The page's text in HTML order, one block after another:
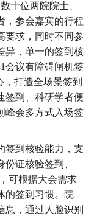
十位两院院士、
，参会嘉宾的行程
要求，同时不同参
异，单一的签到核
会议有障碍闸机签
，打造全场景签到
签到、科研学者便
峰会多方式入场签
签到核验能力，支
证核验签到、
可根据大会需求
的签到习惯。院
息，通过人脸识别